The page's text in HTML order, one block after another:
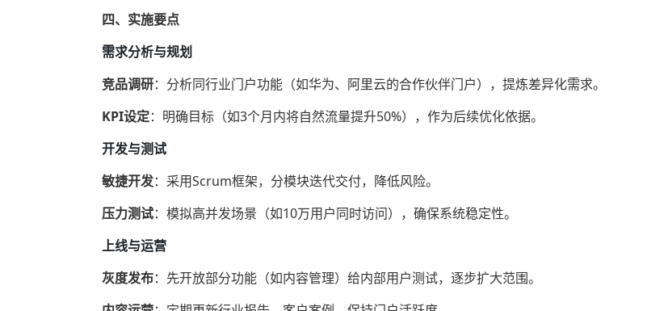
四、实施要点
需求分析与规划
竞品调研‌：分析同行业门户功能（如华为、阿里云的合作伙伴门户），提炼差异化需求。
KPI设定‌：明确目标（如3个月内将自然流量提升50%），作为后续优化依据。
开发与测试
敏捷开发‌：采用Scrum框架，分模块迭代交付，降低风险。
压力测试‌：模拟高并发场景（如10万用户同时访问），确保系统稳定性。
上线与运营
灰度发布‌：先开放部分功能（如内容管理）给内部用户测试，逐步扩大范围。